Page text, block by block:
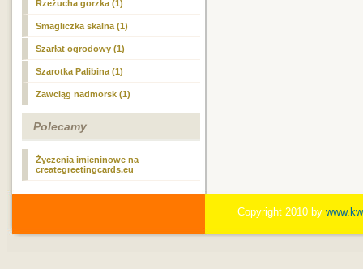
Rzeżucha gorzka (1)
Smagliczka skalna (1)
Szarłat ogrodowy (1)
Szarotka Palibina (1)
Zawciąg nadmorsk (1)
Polecamy
Życzenia imieninowe na
creategreetingcards.eu
Copyright 2010 by